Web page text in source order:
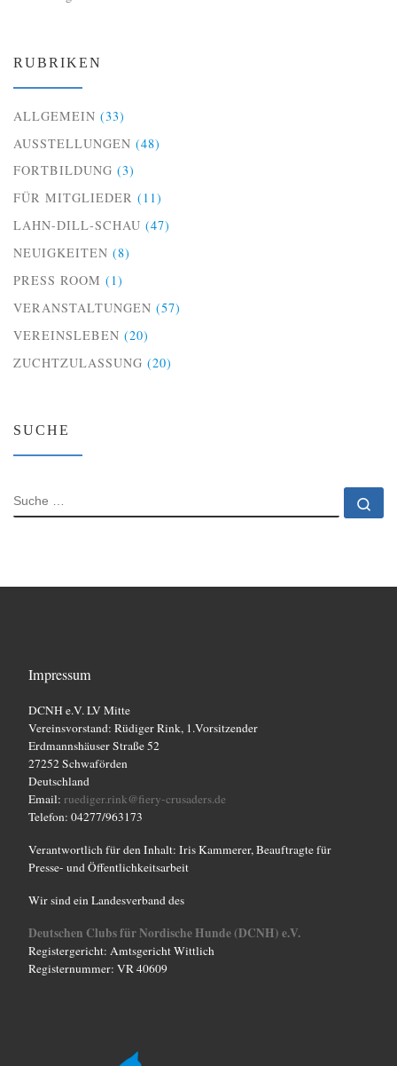
RUBRIKEN
ALLGEMEIN (33)
AUSSTELLUNGEN (48)
FORTBILDUNG (3)
FÜR MITGLIEDER (11)
LAHN-DILL-SCHAU (47)
NEUIGKEITEN (8)
PRESS ROOM (1)
VERANSTALTUNGEN (57)
VEREINSLEBEN (20)
ZUCHTZULASSUNG (20)
SUCHE
SUCHE
Impressum
DCNH e.V. LV Mitte
Vereinsvorstand: Rüdiger Rink, 1.Vorsitzender
Erdmannshäuser Straße 52
27252 Schwaförden
Deutschland
Email: ruediger.rink@fiery-crusaders.de
Telefon: 04277/963173
Verantwortlich für den Inhalt: Iris Kammerer, Beauftragte für
Presse- und Öffentlichkeitsarbeit
Wir sind ein Landesverband des
Deutschen Clubs für Nordische Hunde (DCNH) e.V.
Registergericht: Amtsgericht Wittlich
Registernummer: VR 40609